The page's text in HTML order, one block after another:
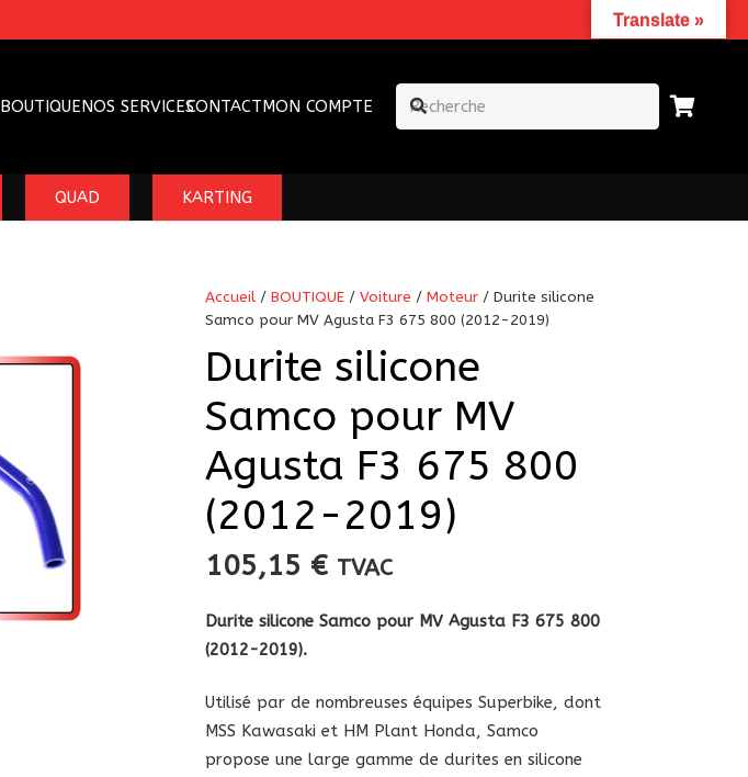
BOUTIQUENOS SERVICESCONTACTMON COMPTE
QUAD KARTING
Accueil/BOUTIQUE /Voiture /Moteur / Durite silicone
Samco pour MV Agusta F3 675 800 (2012-2019)
Durite silicone
Samco pour MV
Agusta F3 675 800
(2012-2019)
105,15 € TVAC
Durite silicone Samco pour MV Agusta F3 675 800
(2012-2019).
Utilisé par de nombreuses équipes Superbike, dont
MSS Kawasaki et HM Plant Honda, Samco
propose une large gamme de durites en silicone
Translate »